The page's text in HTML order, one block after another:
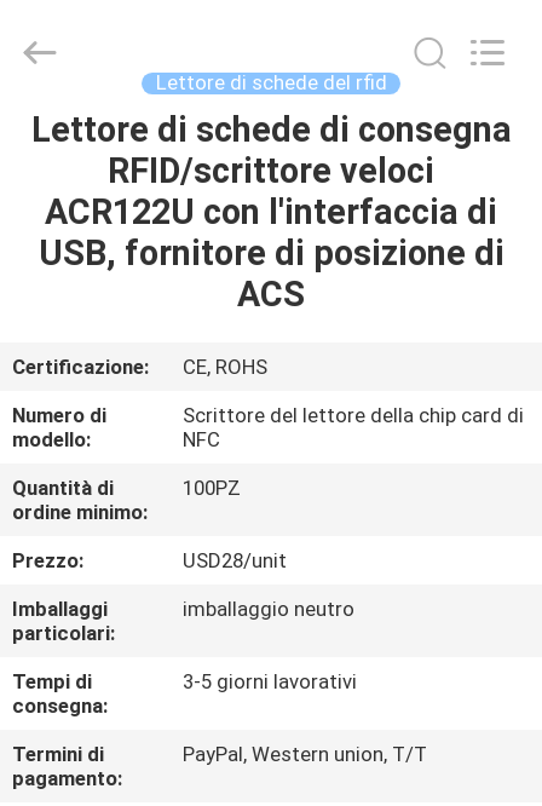
CASA
PRODOTTI
GIRO
DELLA
FABBRICA
CONTROLLO
DI
QUALITÀ
CONTATTICI
Reader
Online
Reserved.
Lettore di schede del rfid
Lettore di schede di consegna
RFID/scrittore veloci
ACR122U con l'interfaccia di
USB, fornitore di posizione di
ACS
Certificazione:
CE, ROHS
Numero di
modello:
Scrittore del lettore della chip card di
NFC
Quantità di
ordine minimo:
100PZ
Prezzo:
USD28/unit
Imballaggi
particolari:
imballaggio neutro
Tempi di
consegna:
3-5 giorni lavorativi
Termini di
pagamento:
PayPal, Western union, T/T